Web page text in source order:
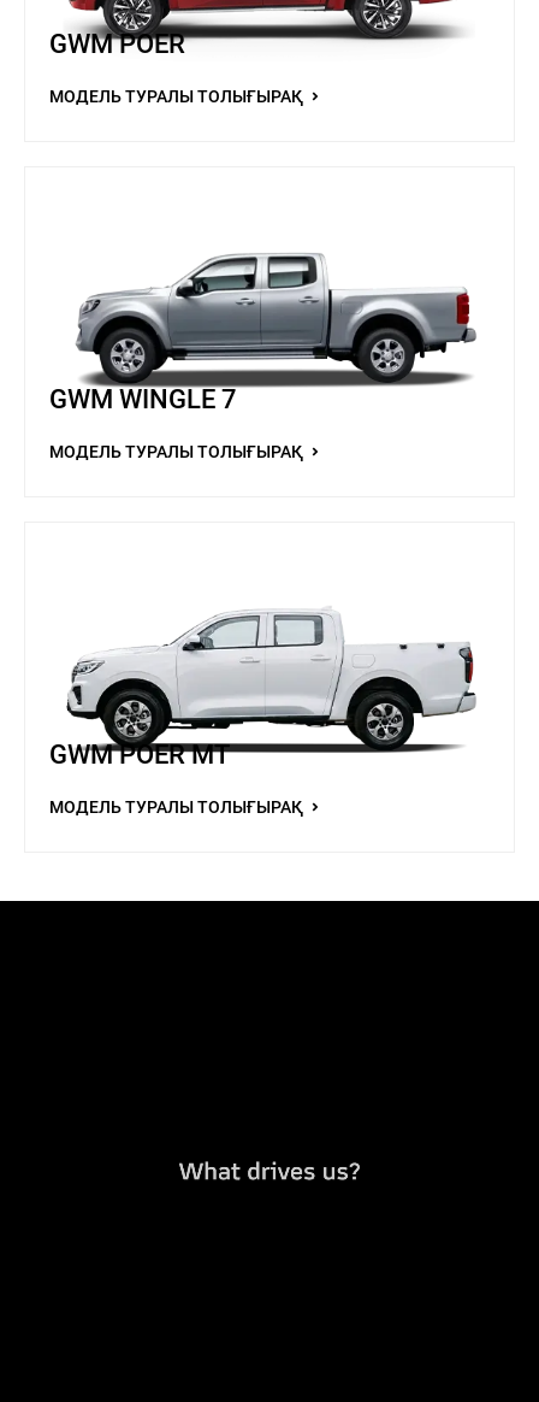
GWM POER
МОДЕЛЬ ТУРАЛЫ ТОЛЫҒЫРАҚ
GWM WINGLE 7
МОДЕЛЬ ТУРАЛЫ ТОЛЫҒЫРАҚ
GWM POER MT
МОДЕЛЬ ТУРАЛЫ ТОЛЫҒЫРАҚ